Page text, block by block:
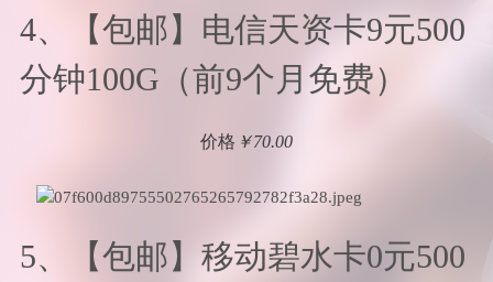
4、【包邮】电信天资卡9元500
分钟100G（前9个月免费）
价格 ￥70.00
5、【包邮】移动碧水卡0元500